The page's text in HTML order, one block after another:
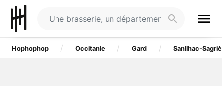
search menu
Hophophop Occitanie Gard Sanilhac-